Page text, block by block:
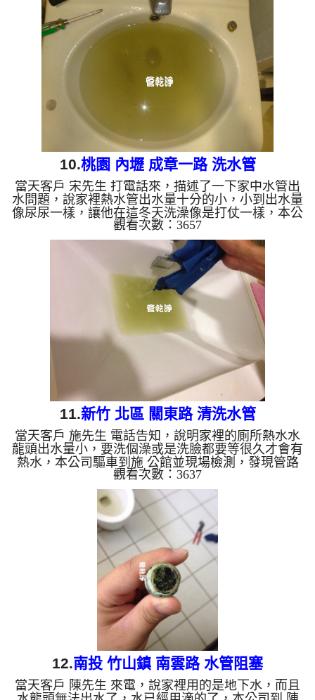
及影片，客戶 林小姐 看到嚇了一跳， 水管清洗 約兩
個小時後，出水也正常，林小姐 總算能正常用水
了。 清洗水管, 水管清洗, 洗水管, 熱水管堵塞, 熱水
忽冷忽熱, 洗管路, 清管路 ...
10.桃園 內壢 成章一路 洗水管
當天客戶 宋先生 打電話來，描述了一下家中水管出
水問題，說家裡熱水管出水量十分的小，小到出水量
像尿尿一樣，讓他在這冬天洗澡像是打仗一樣，本公
司到宋 公館 檢測，發現管路中佈滿碳酸鈣，本公司
迅速架起 水管管路清洗機 ，開始 清洗水管 ，黃綠水
從水龍頭流出，噴出不少髒東西，髒水源源不絕，如
下圖及影片，客戶 宋先生 看到都傻眼，清洗時有幾
次讓水管堵住，本公司用特殊工法， 水管清洗 約兩
個小時後，出水也正常，宋先生 總算不用洗戰鬥澡
了。 清洗水管, 水管清洗, 洗水管, 熱水管堵塞...
觀看次數：3657
11.新竹 北區 關東路 清洗水管
當天客戶 施先生 電話告知，說明家裡的廁所熱水水
龍頭出水量小，要洗個澡或是洗臉都要等很久才會有
熱水，本公司驅車到施 公館並現場檢測，發現管路
中有很厚的碳酸鈣管垢，本公司迅速架起 水管管路
清洗機 ，開始 清洗水管 ，髒水從水龍頭流出，噴出
不少一塊塊髒東西，水龍頭像是源源不絕的礦泉，如
下圖及影片，客戶 施先生 看到覺得很噁心，清洗時
有幾次讓水管堵住，本公司改用特殊洗水管工法，
水管清洗 約兩個小時後，髒東西處理完畢，出水也
正常了，施先生 總算能正常用水了。 清洗水管, 水管
清洗...
觀看次數：3637
12.南投 竹山鎮 南雲路 水管阻塞
當天客戶 陳先生 來電，說家裡用的是地下水，而且